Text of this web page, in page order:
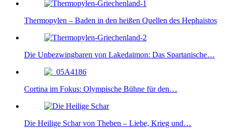
Thermopylen – Baden in den heißen Quellen des Hephaistos
Die Unbezwingbaren von Lakedaimon: Das Spartanische…
Cortina im Fokus: Olympische Bühne für den…
Die Heilige Schar von Theben – Liebe, Krieg und…